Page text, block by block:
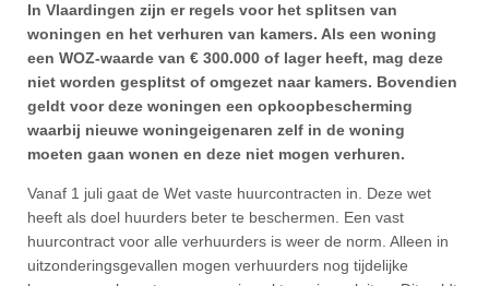
In Vlaardingen zijn er regels voor het splitsen van
woningen en het verhuren van kamers. Als een woning
een WOZ-waarde van € 300.000 of lager heeft, mag deze
niet worden gesplitst of omgezet naar kamers. Bovendien
geldt voor deze woningen een opkoopbescherming
waarbij nieuwe woningeigenaren zelf in de woning
moeten gaan wonen en deze niet mogen verhuren.
Vanaf 1 juli gaat de Wet vaste huurcontracten in. Deze wet
heeft als doel huurders beter te beschermen. Een vast
huurcontract voor alle verhuurders is weer de norm. Alleen in
uitzonderingsgevallen mogen verhuurders nog tijdelijke